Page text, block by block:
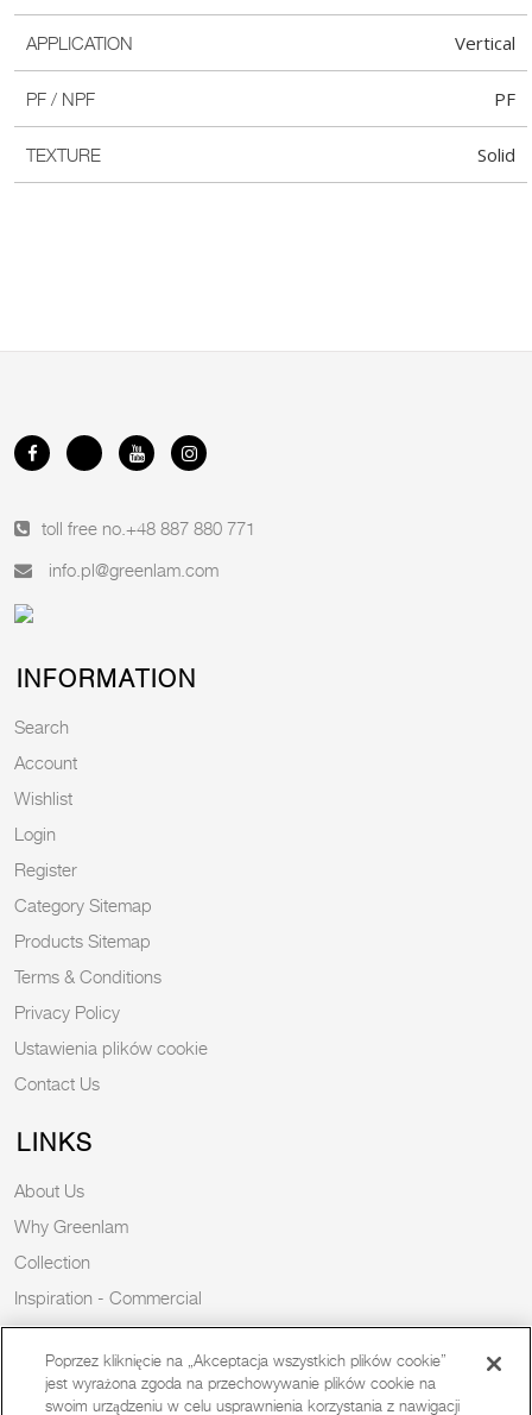
APPLICATION Vertical
PF / NPF PF
TEXTURE Solid
toll free no. +48 887 880 771
info.pl@greenlam.com
INFORMATION
Search
Account
Wishlist
Login
Register
Category Sitemap
Products Sitemap
Terms & Conditions
Privacy Policy
Ustawienia plików cookie
Contact Us
LINKS
About Us
Why Greenlam
Collection
Inspiration - Commercial
Inspiration - Residential
Case Study
Trends
Poprzez kliknięcie na „Akceptacja wszystkich plików cookie”
jest wyrażona zgoda na przechowywanie plików cookie na
swoim urządzeniu w celu usprawnienia korzystania z nawigacji